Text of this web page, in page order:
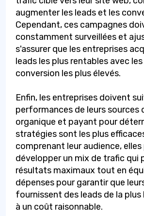
augmenter les leads et les
Cependant, ces campagnes
constamment surveillées et
s'assurer que les entreprises
leads les plus rentables avec
conversion les plus élevés.
Enfin, les entreprises doivent
performances de leurs sources
organique et payant pour
stratégies sont les plus
comprenant leur audience,
développer un mix de trafic qui
résultats maximaux tout en
dépenses pour garantir que
fournissent des leads de la
à un coût raisonnable.